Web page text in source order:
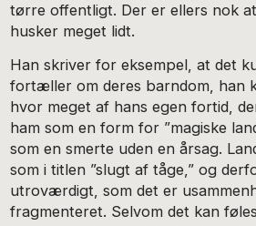
tørre offentligt. Der er ellers nok
husker meget lidt.
Han skriver for eksempel, at det
fortæller om deres barndom, han
hvor meget af hans egen fortid,
ham som en form for ”magiske
som en smerte uden en årsag.
som i titlen ”slugt af tåge,” og
utroværdigt, som det er
fragmenteret. Selvom det kan